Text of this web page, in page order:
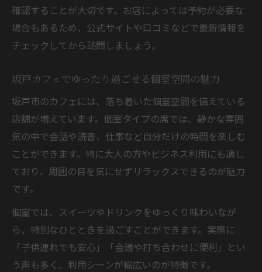
確認することが大切です。お店によっては予約が必要な
場合もあるため、公式サイトや口コミなどで最新情報を
チェックしてから訪問しましょう。
坂戸カフェでゆったり過ごせる個室空間の魅力
坂戸市のカフェには、落ち着いた個室空間を備えている
店舗が増えています。個室タイプの席では、静かな雰囲
気の中で会話や読書、仕事など自分だけの時間を楽しむ
ことができます。特に大人の方やビジネス利用にも適し
ており、周囲の目を気にせずリラックスできるのが魅力
です。
個室では、スイーツやドリンクをゆっくり味わいなが
ら、特別なひとときを過ごすことができます。実際に
「子供連れでも安心」「会議や打ち合わせに便利」とい
う声も多く、利用シーンが幅広いのが特徴です。